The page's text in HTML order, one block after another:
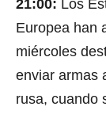
21:00: Los
Europea han
miércoles
enviar armas
rusa, cuando